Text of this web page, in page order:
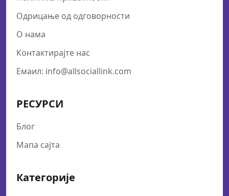
Одрицање од одговорности
О нама
Контактирајте нас
Емаил: info@allsociallink.com
РЕСУРСИ
Блог
Мапа сајта
Категорије